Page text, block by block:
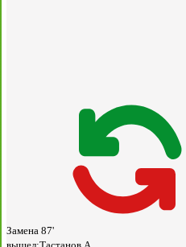
Замена 87'